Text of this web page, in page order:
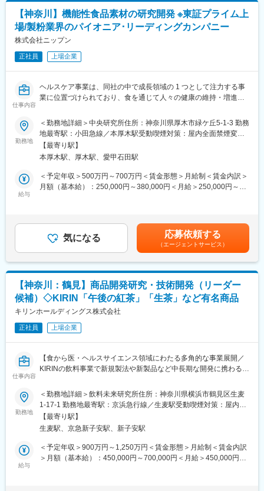
具体的には、研究開発担当が基礎研究・応用研究した成果の方向
性に対する企画立案・調整、学術推進担当が社内外で実行する活
動の支援、モニタリング（計画に対する加速・修正）、年度計
画・中期計画の策定、経営層への報告、提言など所内外を巻き込
みながら推進していただきます。
10名以下の少数精鋭の組織となっており、ぜひチームを牽引いた
だきたいと考えております。
■仕事の魅力・やりがい
・キリンのヘルスサイエンス領域の研究開発における中核
・国際的に活躍できる環境
・プロジェクトを主体的に取り組む風土
・食品業界、医薬品業界等の多様なバックグラウンドを持った仲
間と協働する環境
【神奈川】機能性食品素材の研究開発 ※東証プライム上
場/製粉業界のパイオニア･リーディングカンパニー
株式会社ニップン
正社員 上場企業
仕事内容
ヘルスケア事業は、同社の中で成長領域の 1 つとして注力する事
業に位置づけられており、食を通じて人々の健康の維持・増進や
ています。
中央研究所イノベーションセンターは、同社のヘルスケア事業を
担う研究部門として、健康機能性食品素材の研究開発（及び事業
化）でご活躍頂ける方を募集します。
同社は食品メーカーとして、原料調達・製造・研究・分析・販売
まで一貫して取り組んでおり、植物由来、副産物活用によるSDGs
価値の創出や、確かなエビデンスを持った素材構築に強みがあり
機能性食品素材の研究開発および事業化に向けたいずれかの業務
を担っていただきます
・ヒト臨床試験のデザイン、実施、統計解析
・機能性食品素材の製造方法の開発・改良、および工場への落と
し込み
・機能性成分の分析方法開発・定量分析
・食品への用途開発（溶解性、水分散性の向上、食味改善、製剤
化 等）
・顧客向け技術サポート（分析、作用機序説明 等）
※ その他、新規有用成分の探索および素材の研究開発、新規研究
シーズの調査および探索
■同社の特徴：
同社は国内製粉業界でシェア2位。明治29年（1896年）の創立以
来約130年の間、小麦粉の安定供給と品質の向上に努め、パイオ
ニアとして製粉業界をリードしてきました。小麦粉の豊富なライ
ンアップに加え、小麦外殻のふすま、そば、 米、コーン、大豆な
<主力ブランド>
同社は、ニップンブランドを冠した製粉事業をコア事業としてい
勤務地
＜勤務地詳細＞中央研究所住所：神奈川県厚木市緑ケ丘5-1-3 勤務
地最寄駅：小田急線／本厚木駅受動喫煙対策：屋内全面禁煙変更
の範囲：会社の定める事業所
【最寄り駅】
本厚木駅、厚木駅、愛甲石田駅
給与
＜予定年収＞500万円～700万円＜賃金形態＞月給制＜賃金内訳＞
月額（基本給）：250,000円～380,000円＜月給＞250,000円～
（6月、12月）※賃金はあくまでも目安の金額であり、選考を通じ
て上下する可能性があります。賃金はあくまでも目安の金額であ
り、選考を通じて上下する可能性があります。月給(月額)は固定手
当を含めた表記です。
気になる 応募依頼する
（エージェントサービス）
【神奈川：鶴見】商品開発研究・技術開発（リーダー
候補）◇KIRIN「午後の紅茶」「生茶」など有名商品
キリンホールディングス株式会社
正社員 上場企業
仕事内容
【食から医・ヘルスサイエンス領域にわたる多角的な事業展開／
KIRINの飲料事業で新規製法や新製品など中長期な開発に携わる】
■募集背景
キリンビバレッジでは、「午後の紅茶」や「生茶」などの主力ブ
ランドの価値向上に加え、キリングループ全体で注力するヘルス
サイエンス領域の拡大を加速しています。プラズマ乳酸菌に次ぐ
新たな機能性素材を活用した商品開発 や、お客様の多様なニーズ
に応える「おいしさの進化」「ペットボトルではない新たな形態
の飲料開発」 など、挑戦的なテーマが数多く進行しています。こ
勤務地
＜勤務地詳細＞飲料未来研究所住所：神奈川県横浜市鶴見区生麦
1-17-1 勤務地最寄駅：京浜急行線／生麦駅受動喫煙対策：屋内全
面禁煙変更の範囲：会社の定める事業所（リモートワーク含む）
【最寄り駅】
生麦駅、京急新子安駅、新子安駅
給与
＜予定年収＞900万円～1,250万円＜賃金形態＞月給制＜賃金内訳
＞月額（基本給）：450,000円～700,000円＜月給＞450,000円～